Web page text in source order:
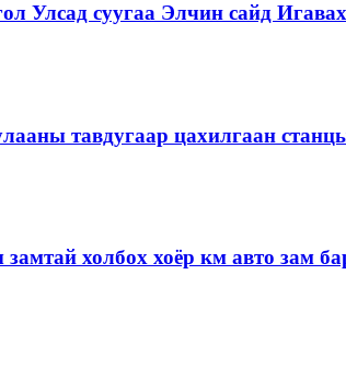
Улсад суугаа Элчин сайд
тавдугаар цахилгаан
холбох хоёр км авто зам